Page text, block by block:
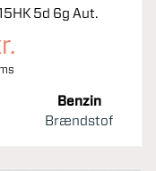
5d 6g Aut.
Benzin
Brændstof